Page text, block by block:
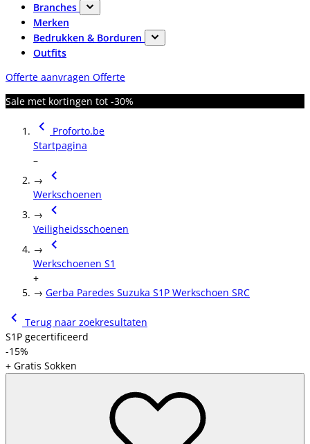
Branches
Merken
Bedrukken & Borduren
Outfits
Offerte aanvragen Offerte
Sale met kortingen tot -30%
Proforto.be
Startpagina
–
→
Werkschoenen
→
Veiligheidsschoenen
→
Werkschoenen S1
+
→ Gerba Paredes Suzuka S1P Werkschoen SRC
Terug naar zoekresultaten
S1P gecertificeerd
-15%
+ Gratis Sokken